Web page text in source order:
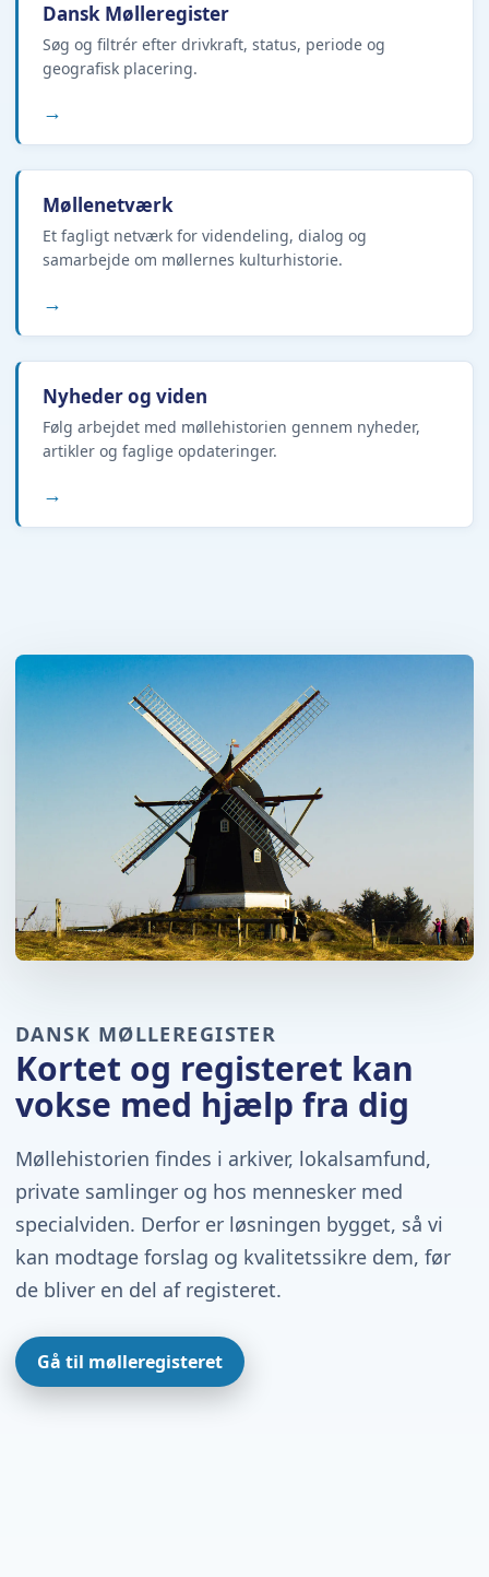
Dansk Mølleregister
Søg og filtrér efter drivkraft, status, periode og
geografisk placering.
→
Møllenetværk
Et fagligt netværk for videndeling, dialog og
samarbejde om møllernes kulturhistorie.
→
Nyheder og viden
Følg arbejdet med møllehistorien gennem nyheder,
artikler og faglige opdateringer.
→
DANSK MØLLEREGISTER
Kortet og registeret kan
vokse med hjælp fra dig
Møllehistorien findes i arkiver, lokalsamfund,
private samlinger og hos mennesker med
specialviden. Derfor er løsningen bygget, så vi
kan modtage forslag og kvalitetssikre dem, før
de bliver en del af registeret.
Gå til mølleregisteret